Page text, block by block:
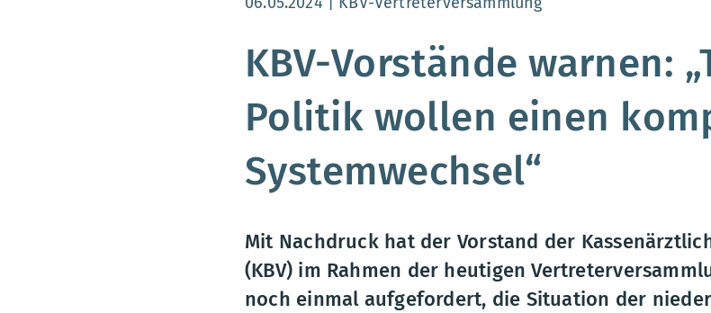
KBV-Vorstände warnen:
Politik wollen einen
Systemwechsel“
Mit Nachdruck hat der Vorstand der
(KBV) im Rahmen der heutigen
noch einmal aufgefordert, die Situation der